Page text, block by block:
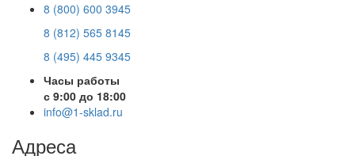
8 (800) 600 3945
8 (812) 565 8145
8 (495) 445 9345
Часы работы
с 9:00 до 18:00
info@1-sklad.ru
Адреса